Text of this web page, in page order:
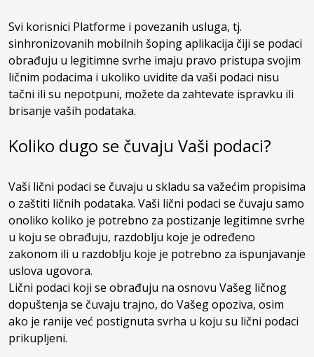
Svi korisnici Platforme i povezanih usluga, tj.
sinhronizovanih mobilnih šoping aplikacija čiji se podaci
obrađuju u legitimne svrhe imaju pravo pristupa svojim
ličnim podacima i ukoliko uvidite da vaši podaci nisu
tačni ili su nepotpuni, možete da zahtevate ispravku ili
brisanje vaših podataka.
Koliko dugo se čuvaju Vaši podaci?
Vaši lični podaci se čuvaju u skladu sa važećim propisima
o zaštiti ličnih podataka. Vaši lični podaci se čuvaju samo
onoliko koliko je potrebno za postizanje legitimne svrhe
u koju se obrađuju, razdoblju koje je određeno
zakonom ili u razdoblju koje je potrebno za ispunjavanje
uslova ugovora.
Lični podaci koji se obrađuju na osnovu Vašeg ličnog
dopuštenja se čuvaju trajno, do Vašeg opoziva, osim
ako je ranije već postignuta svrha u koju su lični podaci
prikupljeni.